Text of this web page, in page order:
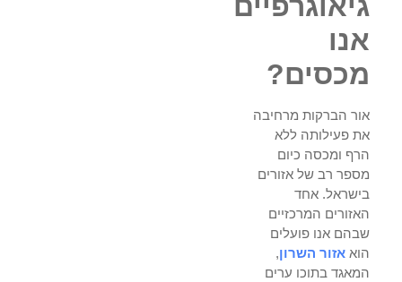
גיאוגרפיים
אנו
מכסים?
אור הברקות מרחיבה
את פעילותה ללא
הרף ומכסה כיום
מספר רב של אזורים
בישראל. אחד
האזורים המרכזיים
שבהם אנו פועלים
הואאזור השרון,
המאגד בתוכו ערים